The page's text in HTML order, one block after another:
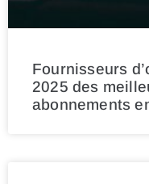
Fournisseurs
2025 des
abonnements